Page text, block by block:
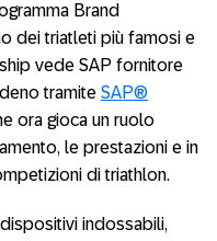
Brand
dei triatleti più famosi e
vede SAP fornitore
tramite SAP®
ora gioca un ruolo
le prestazioni e in
di triathlon.
indossabili,